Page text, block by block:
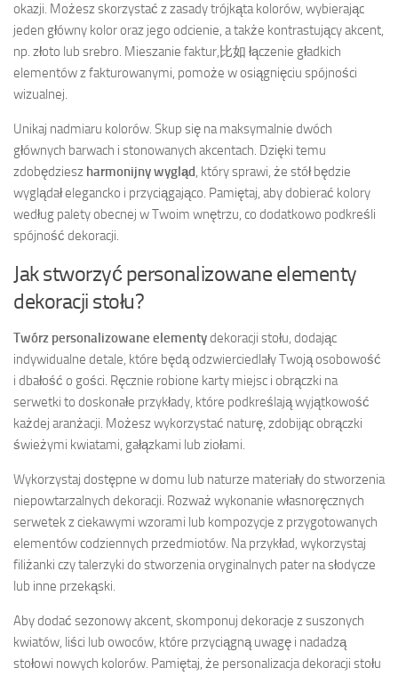
okazji. Możesz skorzystać z zasady trójkąta kolorów, wybierając
jeden główny kolor oraz jego odcienie, a także kontrastujący akcent,
np. złoto lub srebro. Mieszanie faktur,比如 łączenie gładkich
elementów z fakturowanymi, pomoże w osiągnięciu spójności
wizualnej.
Unikaj nadmiaru kolorów. Skup się na maksymalnie dwóch
głównych barwach i stonowanych akcentach. Dzięki temu
zdobędziesz harmonijny wygląd, który sprawi, że stół będzie
wyglądał elegancko i przyciągająco. Pamiętaj, aby dobierać kolory
według palety obecnej w Twoim wnętrzu, co dodatkowo podkreśli
spójność dekoracji.
Jak stworzyć personalizowane elementy
dekoracji stołu?
Twórz personalizowane elementydekoracji stołu, dodając
indywidualne detale, które będą odzwierciedlały Twoją osobowość
i dbałość o gości. Ręcznie robione karty miejsc i obrączki na
serwetki to doskonałe przykłady, które podkreślają wyjątkowość
każdej aranżacji. Możesz wykorzystać naturę, zdobijąc obrączki
świeżymi kwiatami, gałązkami lub ziołami.
Wykorzystaj dostępne w domu lub naturze materiały do stworzenia
niepowtarzalnych dekoracji. Rozważ wykonanie własnoręcznych
serwetek z ciekawymi wzorami lub kompozycje z przygotowanych
elementów codziennych przedmiotów. Na przykład, wykorzystaj
filiżanki czy talerzyki do stworzenia oryginalnych pater na słodycze
lub inne przekąski.
Aby dodać sezonowy akcent, skomponuj dekoracje z suszonych
kwiatów, liści lub owoców, które przyciągną uwagę i nadadzą
stołowi nowych kolorów. Pamiętaj, że personalizacja dekoracji stołu